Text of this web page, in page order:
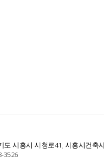
도 시흥시 시청로41, 시흥시건축
3526